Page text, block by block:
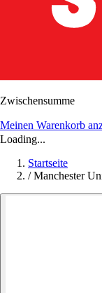
Zwischensumme
Meinen Warenkorb
Loading...
Startseite
/ Manchester